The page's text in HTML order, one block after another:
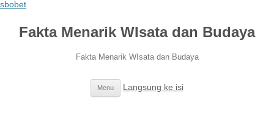
sbobet
Fakta Menarik WIsata dan Budaya
Fakta Menarik WIsata dan Budaya
Menu Langsung ke isi